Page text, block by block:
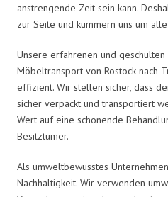
anstrengende Zeit sein kann.
zur Seite und kümmern uns um
Unsere erfahrenen und
Möbeltransport von Rostock nach
effizient. Wir stellen sicher, dass
sicher verpackt und transportiert
Wert auf eine schonende
Besitztümer.
Als umweltbewusstes
Nachhaltigkeit. Wir verwenden